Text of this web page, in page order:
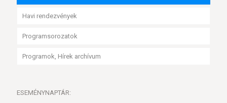
Havi rendezvények
Programsorozatok
Programok, Hírek archívum
ESEMÉNYNAPTÁR: